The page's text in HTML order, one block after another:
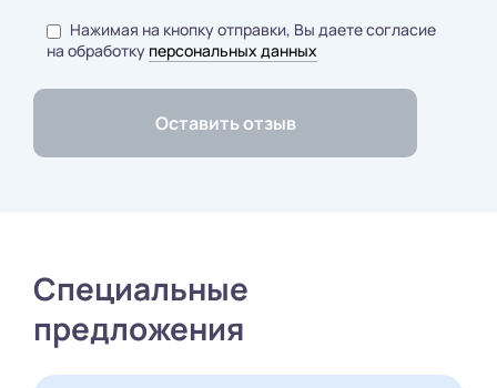
Нажимая на кнопку отправки, Вы даете согласие
на обработку персональных данных
Специальные
предложения